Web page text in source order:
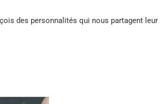
des personnalités qui nous partagent leur